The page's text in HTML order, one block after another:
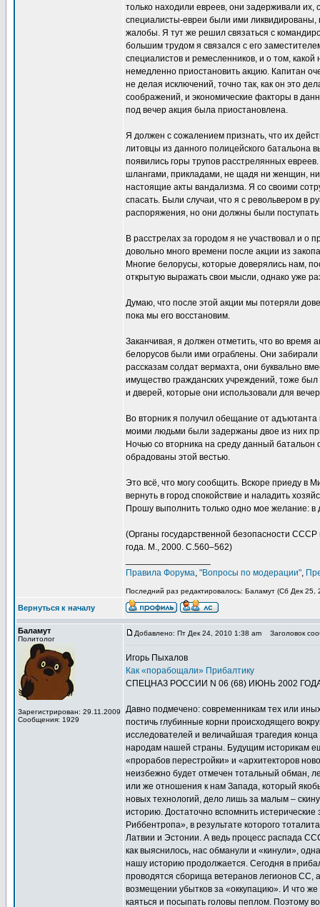
только находили евреев, они задерживали их,
специалисты-евреи были ими ликвидированы,
жалобы. Я тут же решил связаться с
большим трудом я связался с его
специалистов и ремесленников, и о том,
немедленно приостановить акцию. Капитан
не делая исключений, точно так, как он это
соображений, и экономические факторы в
под вечер акция была приостановлена.
Я должен с сожалением признать, что их
литовцы из данного полицейского батальона
появились горы трупов расстрелянных
шлангами, прикладами, не щадя ни женщин,
настоящие акты вандализма. Я со своими
спасать. Были случаи, что я с револьвером в
распоряжения, но они должны были
В расстрелах за городом я не участвовал и о
довольно много времени после акции из
Многие белорусы, которые доверялись нам,
открытую выражать свои мысли, однако уже
Думаю, что после этой акции мы потеряли
пока мы его восстановим.
Заканчивая, я должен отметить, что во время
белорусов были ими ограблены. Они забирали
рассказам солдат вермахта, они буквально
имущество гражданских учреждений, тоже
и дверей, которые они использовали для
Во вторник я получил обещание от
моими людьми были задержаны двое из них
Ночью со вторника на среду данный
обрадованы этой вестью.
Это всё, что могу сообщить. Вскоре приеду в
вернуть в город спокойствие и наладить
Прошу выполнить только одно мое желание: в
(Органы государственной безопасности
года. М., 2000. С.560–562)
Правила Форума, "Вопросы по модерации",
Последний раз редактировалось: Баламут (Сб Дек 25,
Вернуться к началу
Баламут
Политолог
Зарегистрирован: 29.11.2009
Сообщения: 1929
Добавлено: Пт Дек 24, 2010 1:38 am Заголовок
Игорь Пыхалов
Как «порабощали» Прибалтику
СПЕЦНАЗ РОССИИ N 06 (68) ИЮНЬ 2002
Давно подмечено: современникам тех или
постичь глубинные корни происходящего
исследователей и величайшая трагедия
народам нашей страны. Будущим историкам
«прорабов перестройки» и «архитекторов
неизбежно будет отмечен тотальный обман,
или же отношения к нам Запада, который
новых технологий, дело лишь за малым –
историю. Достаточно вспомнить
Риббентропа», в результате которого
Латвии и Эстонии. А ведь процесс распада
как выяснилось, нас обманули и «кинули»,
нашу историю продолжается. Сегодня в
проводятся сборища ветеранов легионов СС,
возмещении убытков за «оккупацию». И что
каяться и посыпать головы пеплом. Поэтому